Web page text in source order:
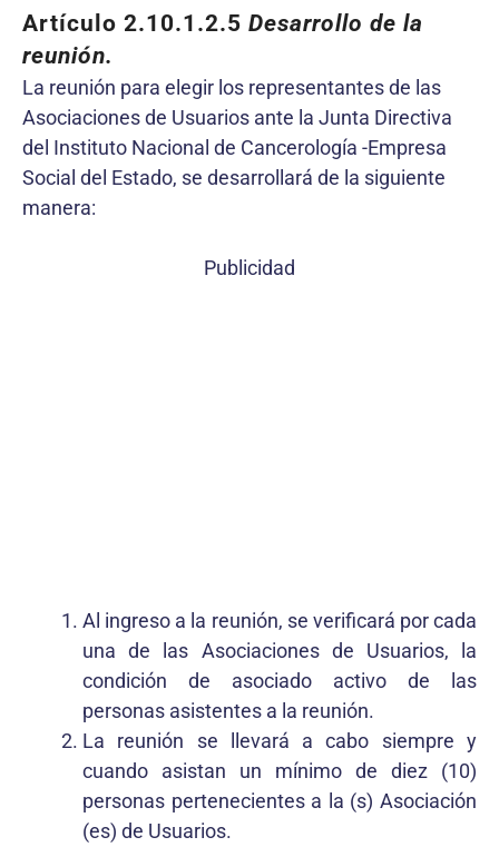
Artículo 2.10.1.2.5 Desarrollo de la
reunión.
La reunión para elegir los representantes de las
Asociaciones de Usuarios ante la Junta Directiva
del Instituto Nacional de Cancerología -Empresa
Social del Estado, se desarrollará de la siguiente
manera:
Publicidad
Al ingreso a la reunión, se verificará por cada
una de las Asociaciones de Usuarios, la
condición de asociado activo de las
personas asistentes a la reunión.
La reunión se llevará a cabo siempre y
cuando asistan un mínimo de diez (10)
personas pertenecientes a la (s) Asociación
(es) de Usuarios.